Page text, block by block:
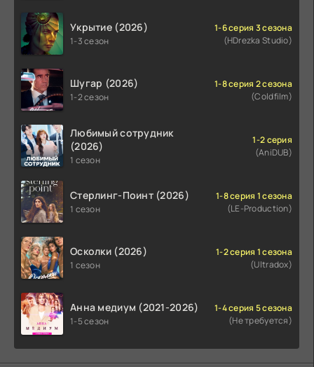
Укрытие (2026)
1-3 сезон
1-6 серия 3 сезона
(HDrezka Studio)
Шугар (2026)
1-2 сезон
1-8 серия 2 сезона
(Coldfilm)
Любимый сотрудник
(2026)
1 сезон
1-2 серия
(AniDUB)
Стерлинг-Поинт (2026)
1 сезон
1-8 серия 1 сезона
(LE-Production)
Осколки (2026)
1 сезон
1-2 серия 1 сезона
(Ultradox)
Анна медиум (2021-2026)
1-5 сезон
1-4 серия 5 сезона
(Не требуется)